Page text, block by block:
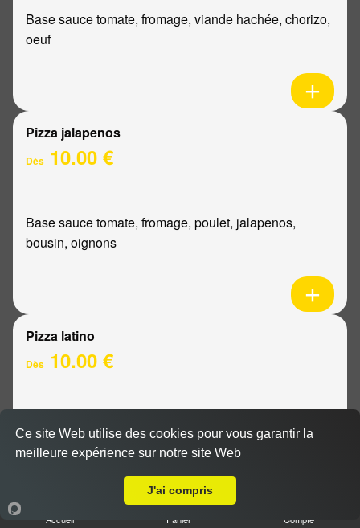
Base sauce tomate, fromage, viande hachée, chorizo,
oeuf
Pizza jalapenos
Dès 10.00 €
Base sauce tomate, fromage, poulet, jalapenos,
bousin, oignons
Pizza latino
Dès 10.00 €
Base sauce tomate, fromage, viande hachée, oignons,
sauce barbecue
Accueil Panier Compte
Ce site Web utilise des cookies pour vous garantir la
meilleure expérience sur notre site Web
J'ai compris